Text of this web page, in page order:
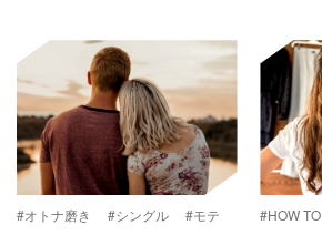
#オトナ磨き #シングル #モテ #HOW TO